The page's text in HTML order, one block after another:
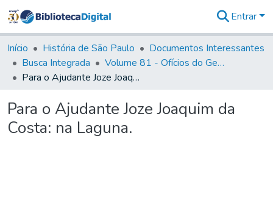
&
Coleções
Tudo na
Biblioteca
Estatísticas
Entrar
Início História de São Paulo
Documentos Interessantes
Busca Integrada
Volume 81 - Ofícios do General Martim Lopes de Saldanha (Governador da Capitania)
Para o Ajudante Joze Joaquim da Costa: na Laguna.
Para o Ajudante Joze Joaquim da
Costa: na Laguna.